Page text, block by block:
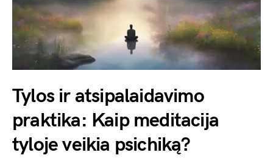
Tylos ir atsipalaidavimo
praktika: Kaip meditacija
tyloje veikia psichiką?